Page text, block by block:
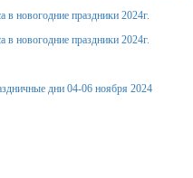
в новогодние праздники 2024г.
в новогодние праздники 2024г.
дни 04-06 ноября 2024